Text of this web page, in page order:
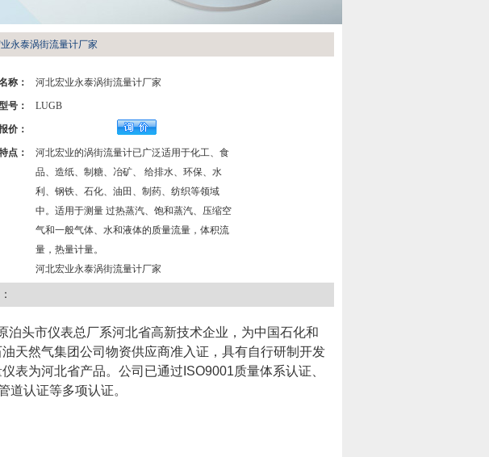
永泰涡街流量计厂家
称： 河北宏业永泰涡街流量计厂家
号： LUGB
价：
点：
河北宏业的涡街流量计已广泛适用于化工、食
品、造纸、制糖、冶矿、 给排水、环保、水
利、钢铁、石化、油田、制药、纺织等领域
中。适用于测量 过热蒸汽、饱和蒸汽、压缩空
气和一般气体、水和液体的质量流量，体积流
量，热量计量。
河北宏业永泰涡街流量计厂家
头市仪表总厂系河北省高新技术企业，为中国石化和
天然气集团公司物资供应商准入证，具有自行研制开发
表为河北省产品。公司已通过ISO9001质量体系认证、
道认证等多项认证。